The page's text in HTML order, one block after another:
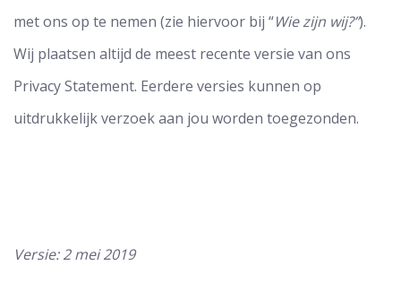
met ons op te nemen (zie hiervoor bij “Wie zijn wij?”).
Wij plaatsen altijd de meest recente versie van ons
Privacy Statement. Eerdere versies kunnen op
uitdrukkelijk verzoek aan jou worden toegezonden.
Versie: 2 mei 2019